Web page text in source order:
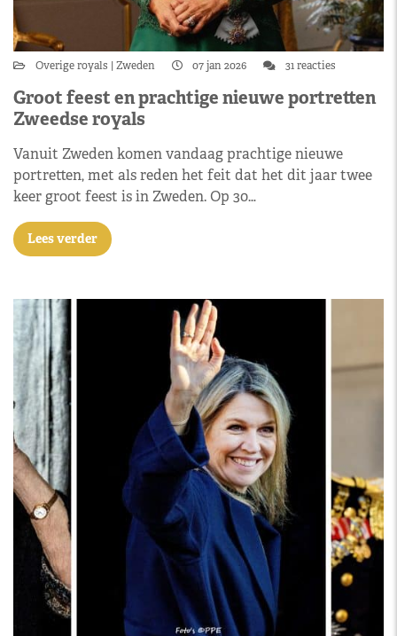
Overige royals Zweden 07 jan 2026 31 reacties
Groot feest en prachtige nieuwe portretten
Zweedse royals
Vanuit Zweden komen vandaag prachtige nieuwe
portretten, met als reden het feit dat het dit jaar twee
keer groot feest is in Zweden. Op 30…
Lees verder